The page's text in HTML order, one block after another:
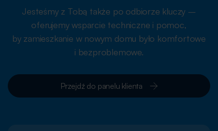
Jesteśmy z Tobą także po odbiorze kluczy –
oferujemy wsparcie techniczne i pomoc,
by zamieszkanie w nowym domu było komfortowe
i bezproblemowe.
Przejdź do panelu klienta